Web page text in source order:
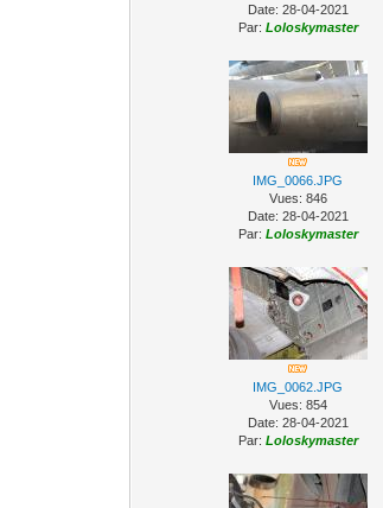
Date: 28-04-2021
Par: Loloskymaster
IMG_0066.JPG
Vues: 846
Date: 28-04-2021
Par: Loloskymaster
IMG_0062.JPG
Vues: 854
Date: 28-04-2021
Par: Loloskymaster